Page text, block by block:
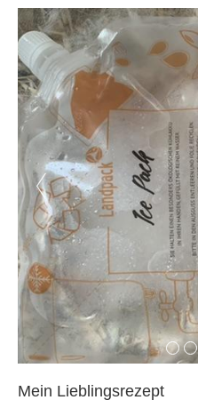
Mein Lieblingsrezept